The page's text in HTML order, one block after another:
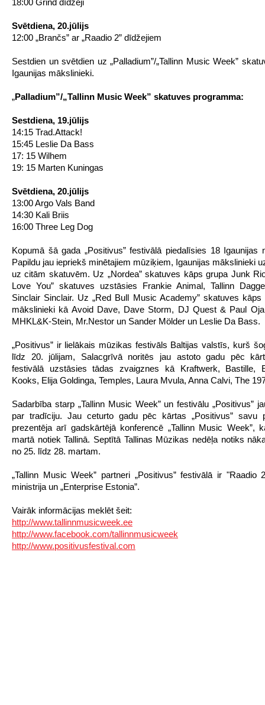
18:00 Grind dīdžeji
Svētdiena, 20.jūlijs
12:00 „Brančs” ar „Raadio 2” dīdžejiem
Sestdien un svētdien uz „Palladium”/„Tallinn Music Week”
Igaunijas mākslinieki.
„Palladium”/„Tallinn Music Week” skatuves programma:
Sestdiena, 19.jūlijs
14:15 Trad.Attack!
15:45 Leslie Da Bass
17: 15 Wilhem
19: 15 Marten Kuningas
Svētdiena, 20.jūlijs
13:00 Argo Vals Band
14:30 Kali Briis
16:00 Three Leg Dog
Kopumā šā gada „Positivus” festivālā piedalīsies 18 Igaunijas
Papildu jau iepriekš minētajiem mūziķiem, Igaunijas mākslinieki
uz citām skatuvēm. Uz „Nordea” skatuves kāps grupa Junk
Love You” skatuves uzstāsies Frankie Animal, Tallinn
Sinclair Sinclair. Uz „Red Bull Music Academy” skatuves kāps
mākslinieki kā Avoid Dave, Dave Storm, DJ Quest & Paul
MHKL&K-Stein, Mr.Nestor un Sander Mölder un Leslie Da Bass.
„Positivus” ir lielākais mūzikas festivāls Baltijas valstīs, kurš
līdz 20. jūlijam, Salacgrīvā noritēs jau astoto gadu pēc
festivālā uzstāsies tādas zvaigznes kā Kraftwerk, Bastille,
Kooks, Elija Goldinga, Temples, Laura Mvula, Anna Calvi, The
Sadarbība starp „Tallinn Music Week” un festivālu „Positivus”
par tradīciju. Jau ceturto gadu pēc kārtas „Positivus” savu
prezentēja arī gadskārtējā konferencē „Tallinn Music Week”,
martā notiek Tallinā. Septītā Tallinas Mūzikas nedēļa notiks
no 25. līdz 28. martam.
„Tallinn Music Week” partneri „Positivus” festivālā ir "Raadio
ministrija un „Enterprise Estonia”.
Vairāk informācijas meklēt šeit:
http://www.tallinnmusicweek.ee
http://www.facebook.com/tallinnmusicweek
http://www.positivusfestival.com